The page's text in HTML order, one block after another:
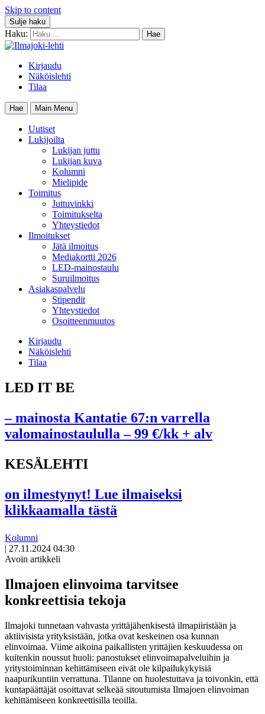
Skip to content
Sulje haku
Haku:
Kirjaudu
Näköislehti
Tilaa
Hae Main Menu
Uutiset
Lukijoilta
Lukijan juttu
Lukijan kuva
Kolumni
Mielipide
Toimitus
Juttuvinkki
Toimitukselta
Yhteystiedot
Ilmoitukset
Jätä ilmoitus
Mediakortti 2026
LED-mainostaulu
Suruilmoitus
Asiakaspalvelu
Stipendit
Yhteystiedot
Osoitteenmuutos
Kirjaudu
Näköislehti
Tilaa
LED IT BE
– mainosta Kantatie 67:n varrella
valomainostaululla – 99 €/kk + alv
KESÄLEHTI
on ilmestynyt! Lue ilmaiseksi
klikkaamalla tästä
Kolumni
| 27.11.2024 04:30
Avoin artikkeli
Ilmajoen elinvoima tarvitsee
konkreettisia tekoja
Ilmajoki tunnetaan vahvasta yrittäjähenkisestä ilmapiiristään ja
aktiivisista yrityksistään, jotka ovat keskeinen osa kunnan
elinvoimaa. Viime aikoina paikallisten yrittäjien keskuudessa on
kuitenkin noussut huoli: panostukset elinvoimapalveluihin ja
yritystoiminnan kehittämiseen eivät ole kilpailukykyisiä
naapurikuntiin verrattuna. Tilanne on huolestuttava ja toivonkin, että
kuntapäättäjät osoittavat selkeää sitoutumista Ilmajoen elinvoiman
kehittämiseen konkreettisilla teoilla.